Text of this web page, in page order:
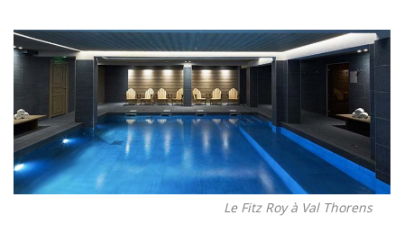
Le Fitz Roy à Val Thorens